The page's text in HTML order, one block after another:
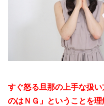
すぐ怒る旦那の上手な扱
のはＮＧ」ということを理